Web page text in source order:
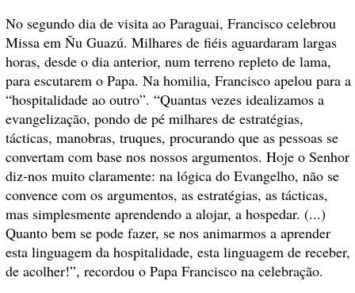
No segundo dia de visita ao Paraguai, Francisco celebrou
Missa em Ñu Guazú. Milhares de fiéis aguardaram largas
horas, desde o dia anterior, num terreno repleto de lama,
para escutarem o Papa. Na homilia, Francisco apelou para a
“hospitalidade ao outro”. “Quantas vezes idealizamos a
evangelização, pondo de pé milhares de estratégias,
tácticas, manobras, truques, procurando que as pessoas se
convertam com base nos nossos argumentos. Hoje o Senhor
diz-nos muito claramente: na lógica do Evangelho, não se
convence com os argumentos, as estratégias, as tácticas,
mas simplesmente aprendendo a alojar, a hospedar. (...)
Quanto bem se pode fazer, se nos animarmos a aprender
esta linguagem da hospitalidade, esta linguagem de receber,
de acolher!”, recordou o Papa Francisco na celebração.